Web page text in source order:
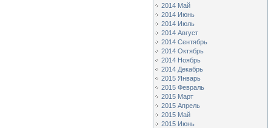
2014 Май
2014 Июнь
2014 Июль
2014 Август
2014 Сентябрь
2014 Октябрь
2014 Ноябрь
2014 Декабрь
2015 Январь
2015 Февраль
2015 Март
2015 Апрель
2015 Май
2015 Июнь